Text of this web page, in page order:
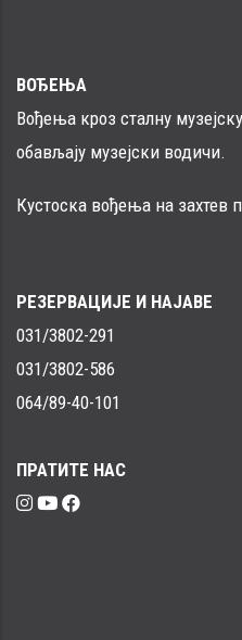
ВОЂЕЊА
Вођења кроз сталну
обављају музејски водичи.
Кустоска вођења на захтев
РЕЗЕРВАЦИЈЕ И НАЈАВЕ
031/3802-291
031/3802-586
064/89-40-101
ПРАТИТЕ НАС